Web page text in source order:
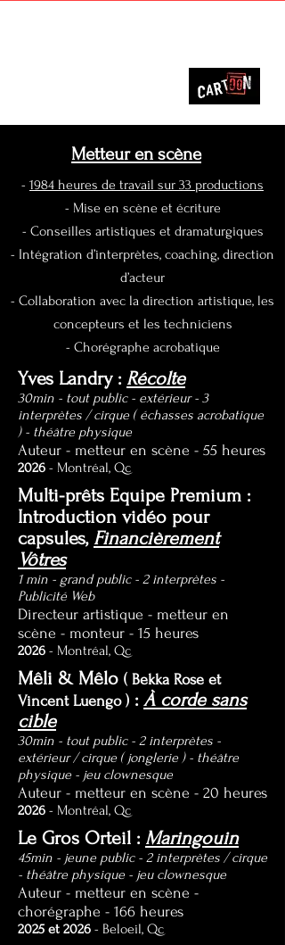
Metteur en scène
- 1984 heures de travail sur 33 productions
- Mise en scène et écriture
- Conseilles artistiques et dramaturgiques
- Intégration d’interprètes, coaching, direction
d’acteur
- Collaboration avec la direction artistique, les
concepteurs et les techniciens
- Chorégraphe acrobatique
Yves Landry : Récolte
30min - tout public - extérieur - 3
interprètes / cirque ( échasses acrobatique
) - théâtre physique
Auteur - metteur en scène - 55 heures
2026 - Montréal, Qc
Multi-prêts Equipe Premium :
Introduction vidéo pour
capsules, Financièrement
Vôtres
1 min - grand public - 2 interprètes -
Publicité Web
Directeur artistique - metteur en
scène - monteur - 15 heures
2026 - Montréal, Qc
Mêli & Mêlo ( Bekka Rose et
Vincent Luengo ) : À corde sans
cible
30min - tout public - 2 interprètes -
extérieur / cirque ( jonglerie ) - théâtre
physique - jeu clownesque
Auteur - metteur en scène - 20 heures
2026 - Montréal, Qc
Le Gros Orteil : Maringouin
45min - jeune public - 2 interprètes / cirque
- théâtre physique - jeu clownesque
Auteur - metteur en scène -
chorégraphe - 166 heures
2025 et 2026 - Beloeil, Qc